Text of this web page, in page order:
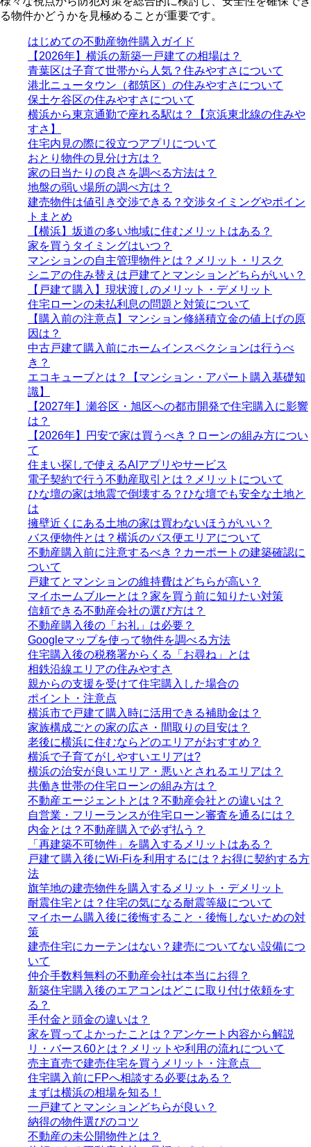
る物件かどうかを見極めることが重要です。
はじめての不動産物件購入ガイド
【2026年】横浜の新築一戸建ての相場は？
青葉区は子育て世帯から人気？住みやすさについて
港北ニュータウン（都筑区）の住みやすさについて
保土ケ谷区の住みやすさについて
横浜から東京通勤で座れる駅は？【京浜東北線の住みや
すさ】
住宅内見の際に役立つアプリについて
おとり物件の見分け方は？
家の日当たりの良さを調べる方法は？
地盤の弱い場所の調べ方は？
建売物件は値引き交渉できる？交渉タイミングやポイン
トまとめ
【横浜】坂道の多い地域に住むメリットはある？
家を買うタイミングはいつ？
マンションの自主管理物件とは？メリット・リスク
シニアの住み替えは戸建てとマンションどちらがいい？
【戸建て購入】現状渡しのメリット・デメリット
住宅ローンの未払利息の問題と対策について
【購入前の注意点】マンション修繕積立金の値上げの原
因は？
中古戸建て購入前にホームインスペクションは行うべ
き？
エコキューブとは？【マンション・アパート購入基礎知
識】
【2027年】瀬谷区・旭区への都市開発で住宅購入に影響
は？
【2026年】円安で家は買うべき？ローンの組み方につい
て
住まい探しで使えるAIアプリやサービス
電子契約で行う不動産取引とは？メリットについて
ひな壇の家は地震で倒壊する？ひな壇でも安全な土地と
は
擁壁近くにある土地の家は買わないほうがいい？
バス便物件とは？横浜のバス便エリアについて
不動産購入前に注意するべき？カーポートの建築確認に
ついて
戸建てとマンションの維持費はどちらが高い？
マイホームブルーとは？家を買う前に知りたい対策
信頼できる不動産会社の選び方は？
不動産購入後の「お礼」は必要？
Googleマップを使って物件を調べる方法
住宅購入後の税務署からくる「お尋ね」とは
相鉄沿線エリアの住みやすさ
親からの支援を受けて住宅購入した場合の
ポイント・注意点
横浜市で戸建て購入時に活用できる補助金は？
家族構成ごとの家の広さ・間取りの目安は？
老後に横浜に住むならどのエリアがおすすめ？
横浜で子育てがしやすいエリアは?
横浜の治安が良いエリア・悪いとされるエリアは？
共働き世帯の住宅ローンの組み方は？
不動産エージェントとは？不動産会社との違いは？
自営業・フリーランスが住宅ローン審査を通るには？
内金とは？不動産購入で必ず払う？
「再建築不可物件」を購入するメリットはある？
戸建て購入後にWi-Fiを利用するには？お得に契約する方
法
旗竿地の建売物件を購入するメリット・デメリット
耐震住宅とは？住宅の気になる耐震等級について
マイホーム購入後に後悔すること・後悔しないための対
策
建売住宅にカーテンはない？建売についてない設備につ
いて
仲介手数料無料の不動産会社は本当にお得？
新築住宅購入後のエアコンはどこに取り付け依頼をす
る？
手付金と頭金の違いは？
家を買ってよかったことは？アンケート内容から解説
リ・バース60とは？メリットや利用の流れについて
売主直売で建売住宅を買うメリット・注意点
住宅購入前にFPへ相談する必要はある？
まずは横浜の相場を知る！
一戸建てとマンションどちらが良い？
納得の物件選びのコツ
不動産の未公開物件とは？